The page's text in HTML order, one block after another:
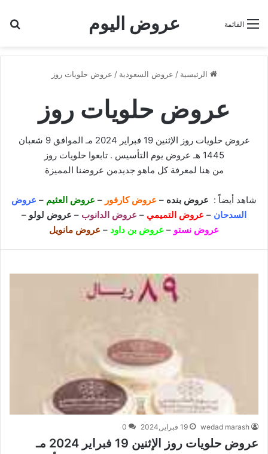
عروض اليوم القائمة
الرئيسية / عروض السعودية / عروض حلويات روز
عروض حلويات روز
عروض حلويات روز الإثنين 19 فبراير 2024 مـ الموافق 9 شعبان
1445 هـ عروض يوم التأسيس . تابعوا حلويات روز
من هنا لمعرفة كل ماهو جديدمن عروضنا المميزة
شاهد أيضاً : عروض بنده – عروض كارفور – عروض العثيم – عروض
السدحان – عروض التميمي – عروض الدانوب – عروض لولو –
عروض نستو – عروض بن داود – عروض مانويل
wedad marash 19 فبراير,2024 0
عروض حلويات روز الإثنين 19 فبراير 2024 مـ